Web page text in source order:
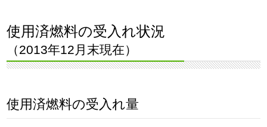
使用済燃料の受入れ状況
（2013年12月末現在）
使用済燃料の受入れ量